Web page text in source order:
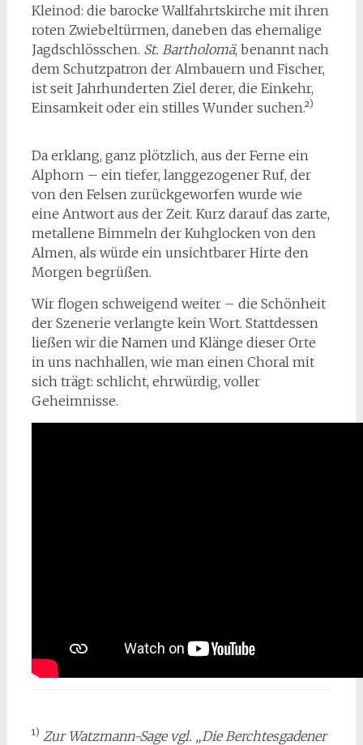
Kleinod: die barocke Wallfahrtskirche mit ihren
roten Zwiebeltürmen, daneben das ehemalige
Jagdschlösschen. St. Bartholomä, benannt nach
dem Schutzpatron der Almbauern und Fischer,
ist seit Jahrhunderten Ziel derer, die Einkehr,
Einsamkeit oder ein stilles Wunder suchen.²)
Da erklang, ganz plötzlich, aus der Ferne ein
Alphorn – ein tiefer, langgezogener Ruf, der
von den Felsen zurückgeworfen wurde wie
eine Antwort aus der Zeit. Kurz darauf das zarte,
metallene Bimmeln der Kuhglocken von den
Almen, als würde ein unsichtbarer Hirte den
Morgen begrüßen.
Wir flogen schweigend weiter – die Schönheit
der Szenerie verlangte kein Wort. Stattdessen
ließen wir die Namen und Klänge dieser Orte
in uns nachhallen, wie man einen Choral mit
sich trägt: schlicht, ehrwürdig, voller
Geheimnisse.
¹) Zur Watzmann-Sage vgl. „Die Berchtesgadener